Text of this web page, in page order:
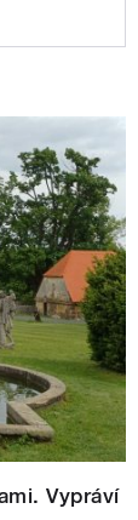
Vypráví